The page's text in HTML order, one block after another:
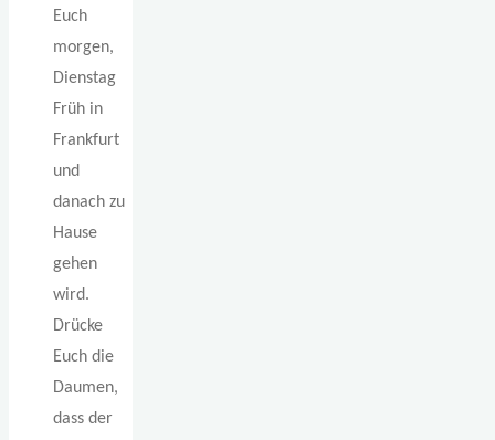
Euch
morgen,
Dienstag
Früh in
Frankfurt
und
danach zu
Hause
gehen
wird.
Drücke
Euch die
Daumen,
dass der